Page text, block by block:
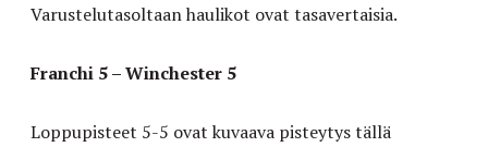
Varustelutasoltaan haulikot ovat tasavertaisia.
Franchi 5 – Winchester 5
Loppupisteet 5-5 ovat kuvaava pisteytys tällä